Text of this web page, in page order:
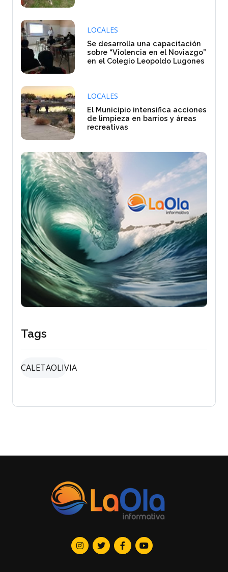
LOCALES
Se desarrolla una capacitación
sobre “Violencia en el Noviazgo”
en el Colegio Leopoldo Lugones
LOCALES
El Municipio intensifica acciones
de limpieza en barrios y áreas
recreativas
Tags
CALETAOLIVIA